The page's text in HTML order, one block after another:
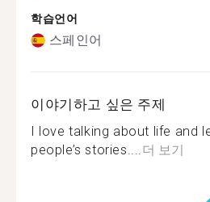
학습언어
스페인어
이야기하고 싶은 주제
I love talking about life and
people’s stories....더 보기